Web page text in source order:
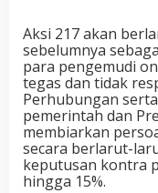
Aksi 217 akan
sebelumnya
para pengemudi
tegas dan tidak
Perhubungan
pemerintah dan
membiarkan
secara berlarut-
keputusan kontra
hingga 15%.